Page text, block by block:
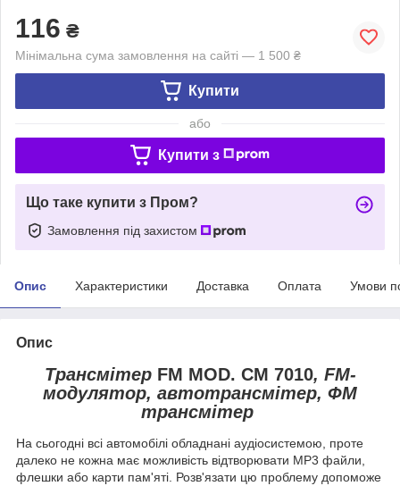
116 ₴
Мінімальна сума замовлення на сайті — 1 500 ₴
Купити
або
Купити з
Що таке купити з Пром?
Замовлення під захистом
Опис Характеристики Доставка Оплата Умови
Опис
Трансмітер FM MOD. CM 7010, FM-
модулятор, автотрансмітер, ФМ
трансмітер
На сьогодні всі автомобілі обладнані аудіосистемою, проте
далеко не кожна має можливість відтворювати MP3 файли,
флешки або карти пам'яті. Розв'язати цю проблему допоможе